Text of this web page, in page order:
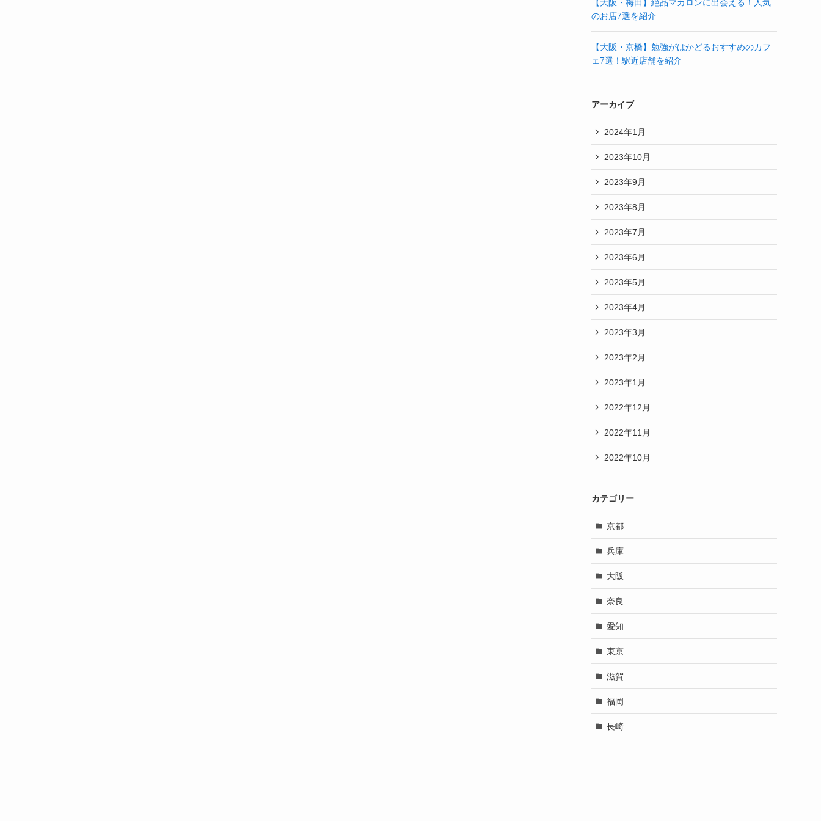
【大阪・梅田】絶品マカロンに出会える！人気
のお店7選を紹介
【大阪・京橋】勉強がはかどるおすすめのカフ
ェ7選！駅近店舗を紹介
アーカイブ
2024年1月
2023年10月
2023年9月
2023年8月
2023年7月
2023年6月
2023年5月
2023年4月
2023年3月
2023年2月
2023年1月
2022年12月
2022年11月
2022年10月
カテゴリー
京都
兵庫
大阪
奈良
愛知
東京
滋賀
福岡
長崎